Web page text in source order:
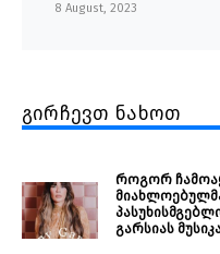
8 August, 2023
გირჩევთ ნახოთ
როგორ
გარსიას